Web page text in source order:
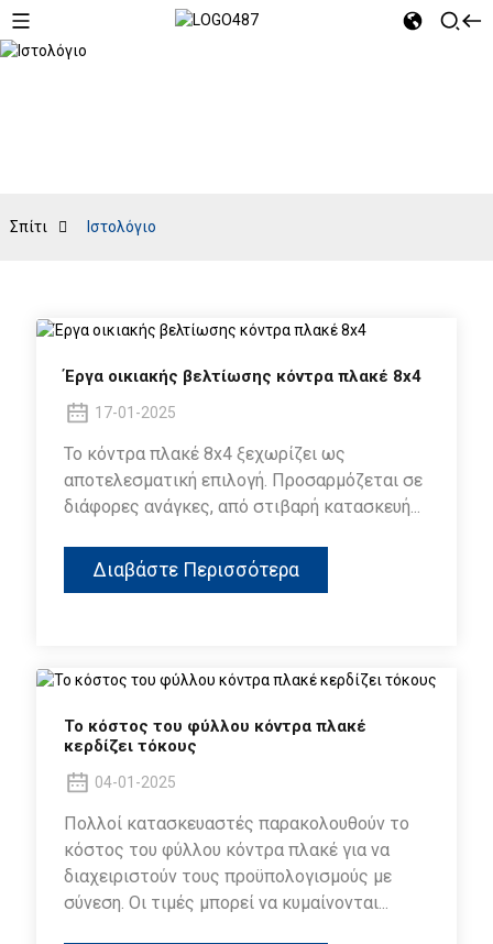
Σπίτι Ιστολόγιο
Έργα οικιακής βελτίωσης κόντρα πλακέ 8x4
17-01-2025
Το κόντρα πλακέ 8x4 ξεχωρίζει ως
αποτελεσματική επιλογή. Προσαρμόζεται σε
διάφορες ανάγκες, από στιβαρή κατασκευή...
Διαβάστε Περισσότερα
Το κόστος του φύλλου κόντρα πλακέ
κερδίζει τόκους
04-01-2025
Πολλοί κατασκευαστές παρακολουθούν το
κόστος του φύλλου κόντρα πλακέ για να
διαχειριστούν τους προϋπολογισμούς με
σύνεση. Οι τιμές μπορεί να κυμαίνονται...